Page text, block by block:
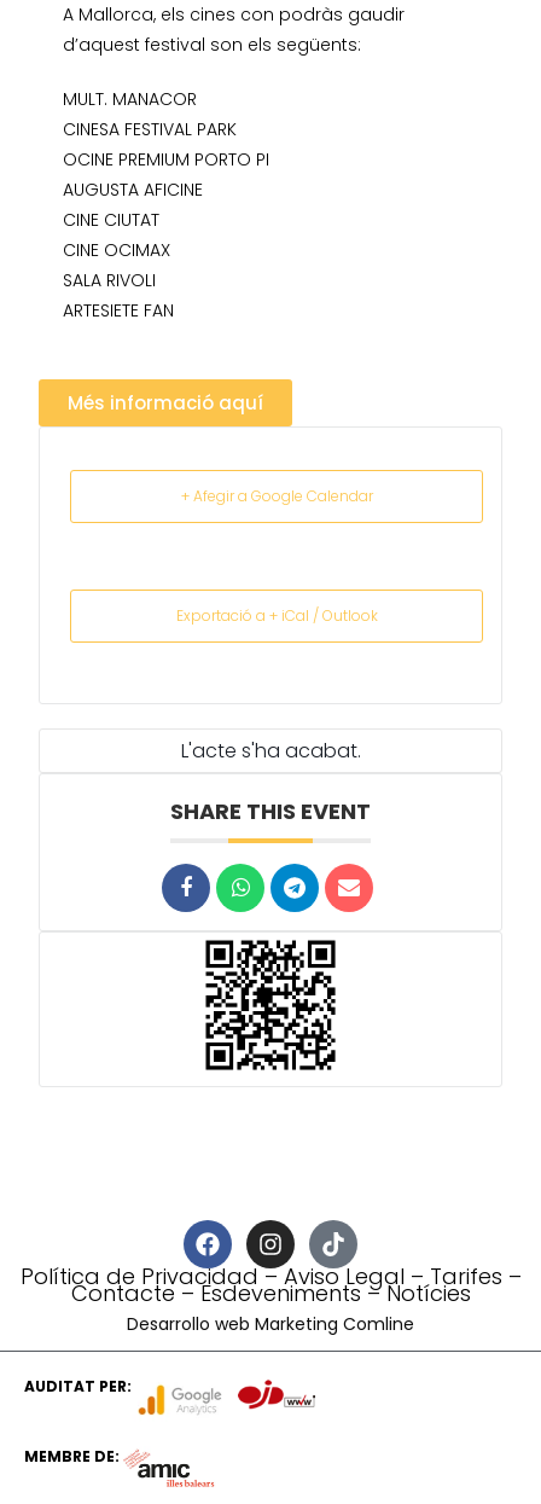
L'acte s'ha acabat.
SHARE THIS EVENT
A Mallorca, els cines con podràs gaudir
d’aquest festival son els següents:
MULT. MANACOR
CINESA FESTIVAL PARK
OCINE PREMIUM PORTO PI
AUGUSTA AFICINE
CINE CIUTAT
CINE OCIMAX
SALA RIVOLI
ARTESIETE FAN
Més informació aquí
+ Afegir a Google Calendar
Exportació a + iCal / Outlook
Política de Privacidad–Aviso Legal – Tarifes –
Contacte–Esdeveniments–Notícies
Desarrollo web Marketing Comline
AUDITAT PER:
MEMBRE DE: